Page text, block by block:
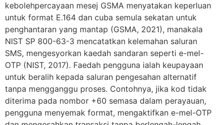
kebolehpercayaan mesej GSMA menyatakan keperluan
untuk format E.164 dan cuba semula sekatan untuk
penghantaran yang mantap (GSMA, 2021), manakala
NIST SP 800-63-3 mencatatkan kelemahan saluran
SMS, mengesyorkan kaedah sandaran seperti e-mel-
OTP (NIST, 2017). Faedah pengguna ialah keupayaan
untuk beralih kepada saluran pengesahan alternatif
tanpa mengganggu proses. Contohnya, jika kod tidak
diterima pada nombor +60 semasa dalam perayauan,
pengguna menyemak format, mengaktifkan e-mel-OTP